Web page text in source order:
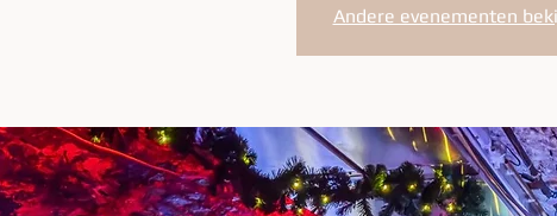
Andere evenementen